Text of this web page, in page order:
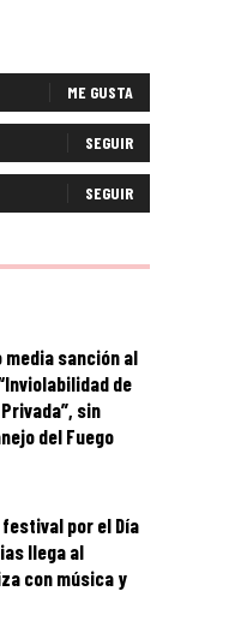
ME GUSTA
SEGUIR
SEGUIR
media sanción al
de
sin
del Fuego
festival por el Día
llega al
con música y